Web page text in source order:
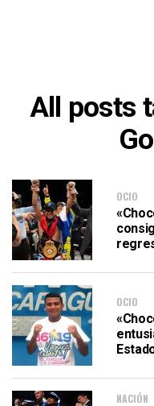
All posts
OCIO
OCIO
NACIÓN